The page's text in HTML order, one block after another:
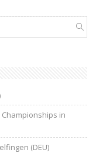
Championships in
(DEU)